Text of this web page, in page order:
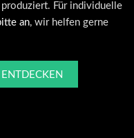
Für individuelle
an, wir helfen gerne